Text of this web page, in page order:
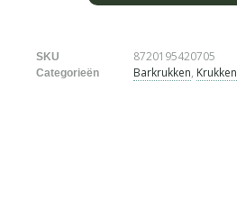
SKU 8720195420705
Categorieën Barkrukken, Krukken